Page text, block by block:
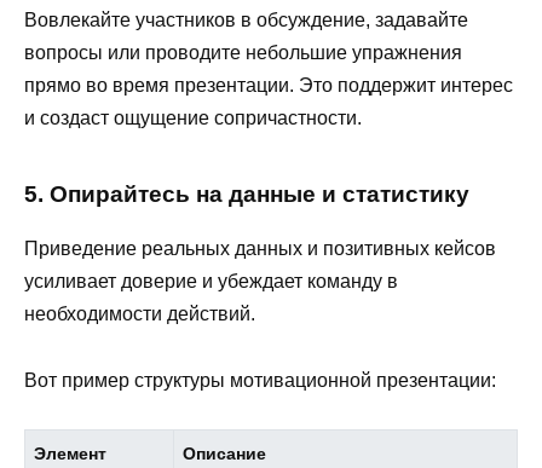
Вовлекайте участников в обсуждение, задавайте
вопросы или проводите небольшие упражнения
прямо во время презентации. Это поддержит интерес
и создаст ощущение сопричастности.
5. Опирайтесь на данные и статистику
Приведение реальных данных и позитивных кейсов
усиливает доверие и убеждает команду в
необходимости действий.
Вот пример структуры мотивационной презентации:
Элемент Описание